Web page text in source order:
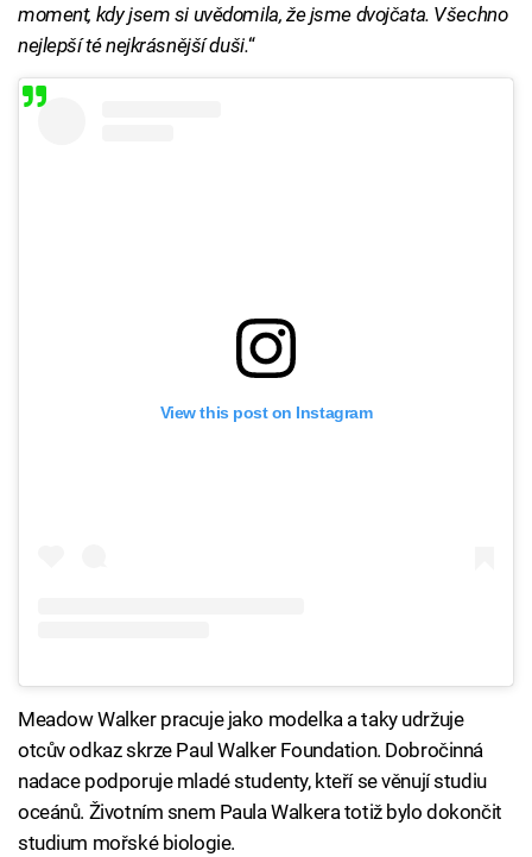
moment, kdy jsem si uvědomila, že jsme dvojčata. Všechno
nejlepší té nejkrásnější duši.“
View this post on Instagram
Meadow Walker pracuje jako modelka a taky udržuje
otcův odkaz skrze Paul Walker Foundation. Dobročinná
nadace podporuje mladé studenty, kteří se věnují studiu
oceánů. Životním snem Paula Walkera totiž bylo dokončit
studium mořské biologie.